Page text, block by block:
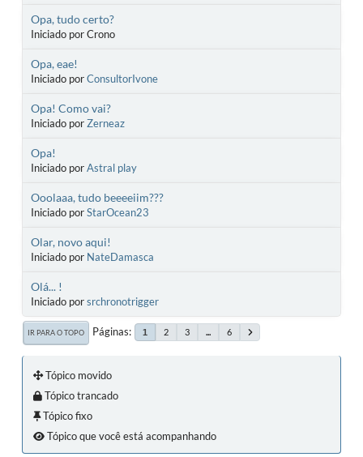
Opa, tudo certo?
Iniciado por Crono
Opa, eae!
Iniciado porConsultorIvone
Opa! Como vai?
Iniciado porZerneaz
Opa!
Iniciado porAstral play
Ooolaaa, tudo beeeeiim???
Iniciado porStarOcean23
Olar, novo aqui!
Iniciado por NateDamasca
Olá... !
Iniciado porsrchronotrigger
IR PARA O TOPO Páginas 1 2 3 ... 6
Tópico movido
Tópico trancado
Tópico fixo
Tópico que você está acompanhando